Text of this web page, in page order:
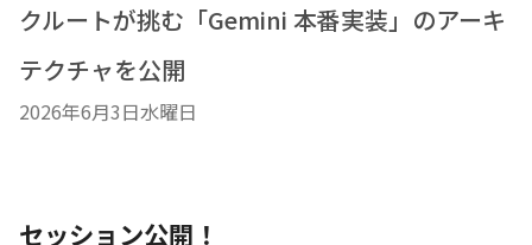
クルートが挑む「Gemini 本番実装」のアーキ
テクチャを公開
2026年6月3日水曜日